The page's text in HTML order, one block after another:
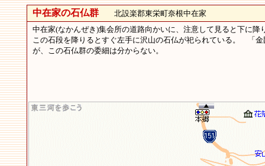
中在家の石仏群北設楽郡東栄町奈根中在家
中在家(なかんぜき)集会所の道路向かいに、注意して見ると下に降
この石段を降りるとすぐ左手に沢山の石仏が祀られている。 「
が、この石仏群の委細は分からない。